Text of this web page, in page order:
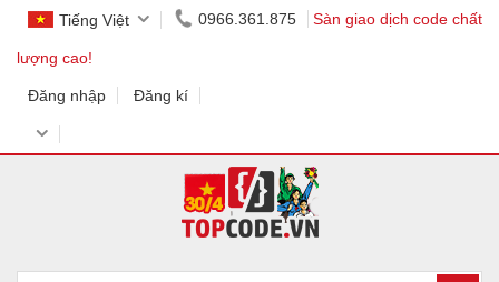
Tiếng Việt 0966.361.875 Sàn giao dịch code chất
lượng cao!
Đăng nhập Đăng kí